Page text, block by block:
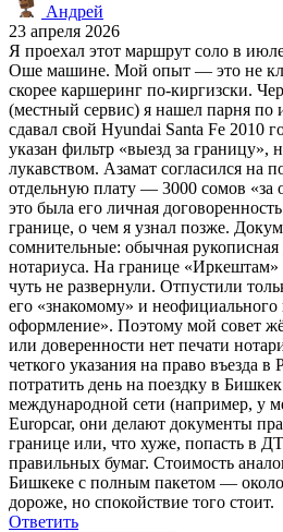
Андрей
23 апреля 2026
Я проехал этот маршрут соло в
Оше машине. Мой опыт — это не
скорее каршеринг по-киргизски.
(местный сервис) я нашел парня по
сдавал свой Hyundai Santa Fe 2010
указан фильтр «выезд за границу»,
лукавством. Азамат согласился на
отдельную плату — 3000 сомов «за
это была его личная
границе, о чем я узнал позже.
сомнительные: обычная рукописная
нотариуса. На границе «Иркештам»
чуть не развернули. Отпустили
его «знакомому» и неофициального
оформление». Поэтому мой совет
или доверенности нет печати
четкого указания на право въезда
потратить день на поездку в
международной сети (например, у
Europcar, они делают документы
границе или, что хуже, попасть в
правильных бумаг. Стоимость
Бишкеке с полным пакетом —
дороже, но спокойствие того стоит.
Ответить